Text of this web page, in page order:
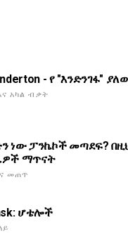
- የ "እንድንገፋ"
አካል ብቃት
ነው ፓንኬኮች መጣደፍ?
ማጥናት
መጠጥ
ሆቴሎች